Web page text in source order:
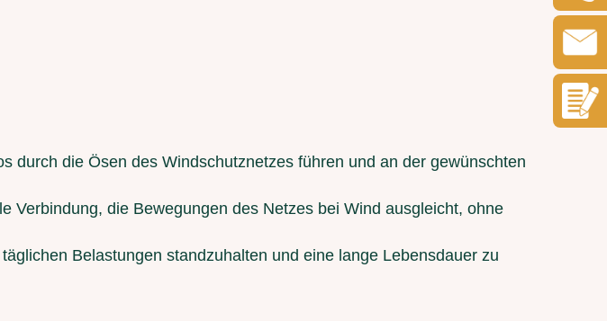
durch die Ösen des Windschutznetzes führen und an der gewünschten
Verbindung, die Bewegungen des Netzes bei Wind ausgleicht, ohne
Belastungen standzuhalten und eine lange Lebensdauer zu